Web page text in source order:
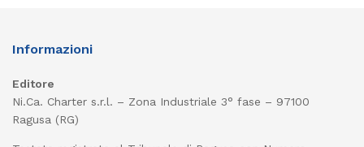
Informazioni
Editore
Ni.Ca. Charter s.r.l. – Zona Industriale 3° fase – 97100
Ragusa (RG)